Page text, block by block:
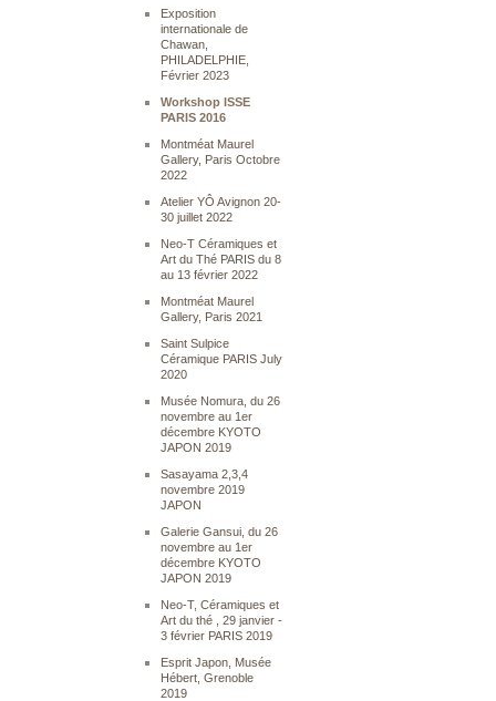
Exposition
internationale de
Chawan,
PHILADELPHIE,
Février 2023
Workshop ISSE
PARIS 2016
Montméat Maurel
Gallery, Paris Octobre
2022
Atelier YÔ Avignon 20-
30 juillet 2022
Neo-T Céramiques et
Art du Thé PARIS du 8
au 13 février 2022
Montméat Maurel
Gallery, Paris 2021
Saint Sulpice
Céramique PARIS July
2020
Musée Nomura, du 26
novembre au 1er
décembre KYOTO
JAPON 2019
Sasayama 2,3,4
novembre 2019
JAPON
Galerie Gansui, du 26
novembre au 1er
décembre KYOTO
JAPON 2019
Neo-T, Céramiques et
Art du thé , 29 janvier -
3 février PARIS 2019
Esprit Japon, Musée
Hébert, Grenoble
2019